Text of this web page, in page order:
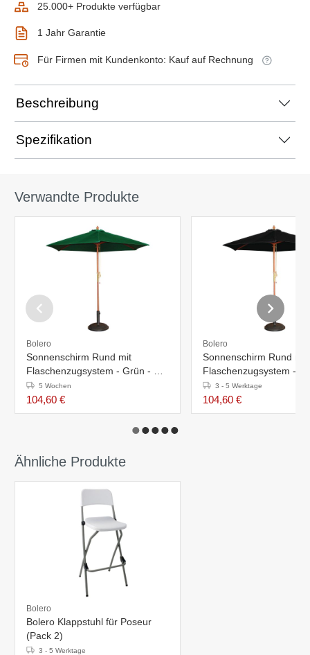
25.000+ Produkte verfügbar
1 Jahr Garantie
Für Firmen mit Kundenkonto: Kauf auf Rechnung
Beschreibung
Spezifikation
Verwandte Produkte
Bolero
Sonnenschirm Rund mit
Flaschenzugsystem - Grün - Ø
2,5 Meter
5 Wochen
104,60 €
Bolero
Sonnenschirm Rund mit
Flaschenzugsystem -
Ø 2,5 Meter
3 - 5 Werktage
104,60 €
Ähnliche Produkte
Bolero
Bolero Klappstuhl für Poseur
(Pack 2)
3 - 5 Werktage